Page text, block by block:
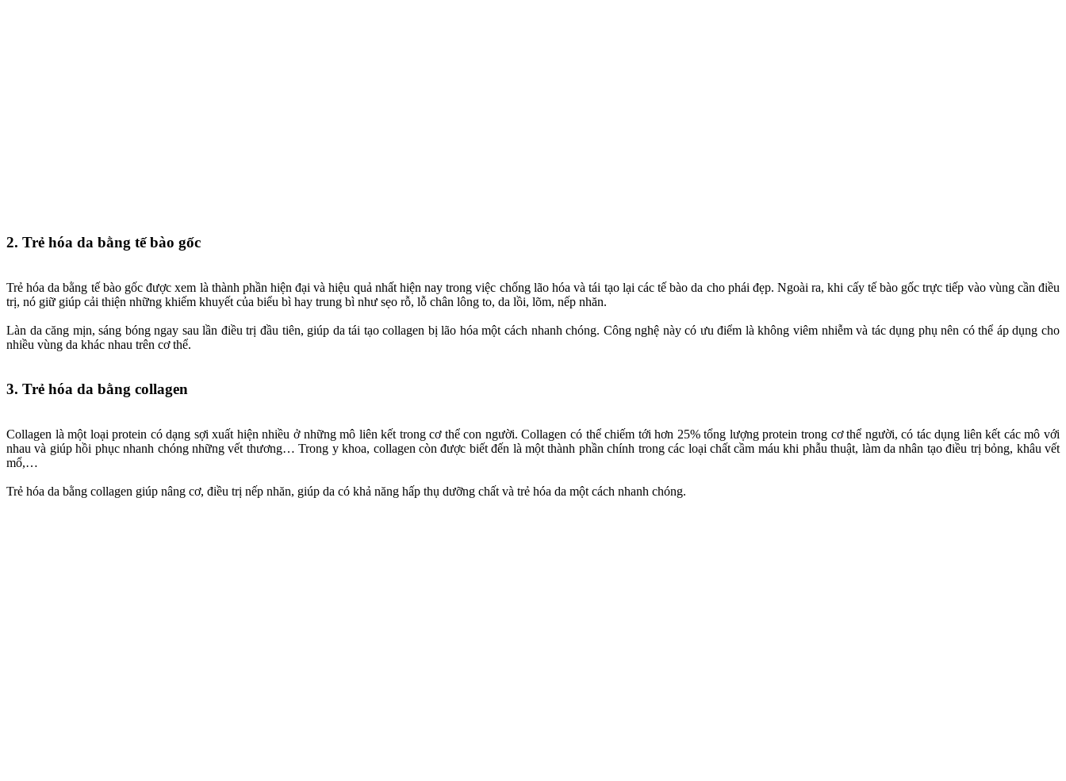
2. Trẻ hóa da bằng tế bào gốc
Trẻ hóa da bằng tế bào gốc được xem là thành phần hiện đại và hiệu quả nhất hiện nay trong việc chống lão hóa và tái tạo lại các tế bào da cho phái đẹp. Ngoài ra, khi cấy tế bào gốc trực tiếp vào vùng cần điều
trị, nó giữ giúp cải thiện những khiếm khuyết của biểu bì hay trung bì như sẹo rỗ, lỗ chân lông to, da lồi, lõm, nếp nhăn.
Làn da căng mịn, sáng bóng ngay sau lần điều trị đầu tiên, giúp da tái tạo collagen bị lão hóa một cách nhanh chóng. Công nghệ này có ưu điểm là không viêm nhiễm và tác dụng phụ nên có thể áp dụng cho
nhiều vùng da khác nhau trên cơ thể.
3. Trẻ hóa da bằng collagen
Collagen là một loại protein có dạng sợi xuất hiện nhiều ở những mô liên kết trong cơ thể con người. Collagen có thể chiếm tới hơn 25% tổng lượng protein trong cơ thể người, có tác dụng liên kết các mô với
nhau và giúp hồi phục nhanh chóng những vết thương… Trong y khoa, collagen còn được biết đến là một thành phần chính trong các loại chất cầm máu khi phẫu thuật, làm da nhân tạo điều trị bỏng, khâu vết
mổ,…
Trẻ hóa da bằng collagen giúp nâng cơ, điều trị nếp nhăn, giúp da có khả năng hấp thụ dưỡng chất và trẻ hóa da một cách nhanh chóng.